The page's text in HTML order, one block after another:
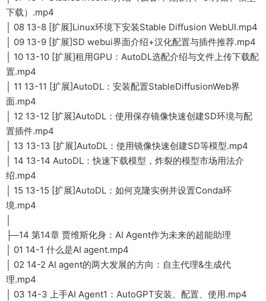
下载）.mp4
│ 08 13-8 [扩展]Linux环境下安装Stable Diffusion WebUI.mp4
│ 09 13-9 [扩展]SD webui界面介绍+汉化配置与插件推荐.mp4
│ 10 13-10 [扩展]租用GPU：AutoDL选配介绍与文件上传下载配
置.mp4
│ 11 13-11 [扩展]AutoDL：安装配置StableDiffusionWeb界
面.mp4
│ 12 13-12 [扩展]AutoDL：使用保存镜像快速创建SD环境与配
置插件.mp4
│ 13 13-13 [扩展]AutoDL：使用镜像快速创建SD等模型.mp4
│ 14 13-14 AutoDL：快速下载模型，炸裂的模型市场用法介
绍.mp4
│ 15 13-15 [扩展]AutoDL：如何克隆实例并设置Conda环
境.mp4
├─14 第14章 贾维斯化身：AI Agent作为未来的超能助理
│ 01 14-1 什么是AI agent.mp4
│ 02 14-2 AI agent的两大发展的方向：自主代理&生成代
理.mp4
│ 03 14-3 上手AI Agent1：AutoGPT安装、配置、使用.mp4